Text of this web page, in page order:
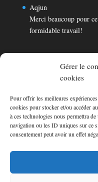
Gérer le
cookies
Pour offrir les meilleures
cookies pour stocker et/ou accéder
à ces technologies nous permettra
navigation ou les ID uniques sur ce
consentement peut avoir un effet
Aqjun
Merci beaucoup pour
formidable travail!
Témoignages
Aqjun
Merci beaucoup pour
formidable travail!
Consultez les témoignages